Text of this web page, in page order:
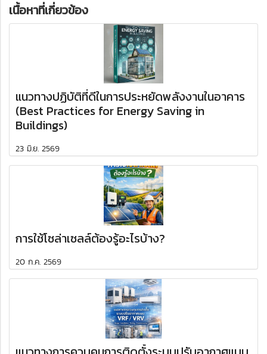
เนื้อหาที่เกี่ยวข้อง
แนวทางปฏิบัติที่ดีในการประหยัดพลังงานในอาคาร
(Best Practices for Energy Saving in
Buildings)
23 มิ.ย. 2569
การใช้โซล่าเซลล์ต้องรู้อะไรบ้าง?
20 ก.ค. 2569